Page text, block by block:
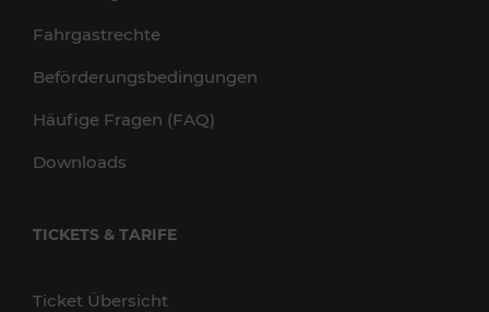
Fahrgastrechte
Beförderungsbedingungen
Häufige Fragen (FAQ)
Downloads
TICKETS & TARIFE
Ticket Übersicht